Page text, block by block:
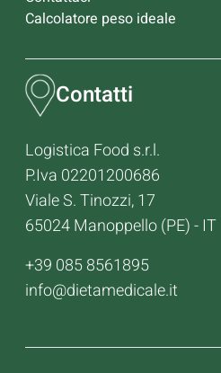
Calcolatore peso ideale
Contatti
Logistica Food s.r.l.
P.Iva 02201200686
Viale S. Tinozzi, 17
65024 Manoppello (PE) - IT
+39 085 8561895
info@dietamedicale.it